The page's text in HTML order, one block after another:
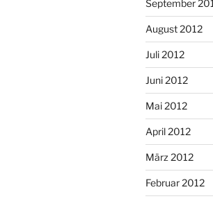
September
August 2012
Juli 2012
Juni 2012
Mai 2012
April 2012
März 2012
Februar 2012